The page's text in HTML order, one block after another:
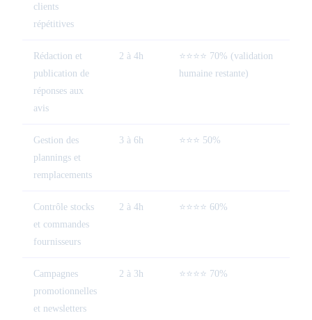
clients
répétitives
Rédaction et
publication de
réponses aux
avis
2 à 4h
⭐⭐⭐⭐ 70% (validation
humaine restante)
Gestion des
plannings et
remplacements
3 à 6h ⭐⭐⭐ 50%
Contrôle stocks
et commandes
fournisseurs
2 à 4h ⭐⭐⭐⭐ 60%
Campagnes
promotionnelles
et newsletters
2 à 3h ⭐⭐⭐⭐ 70%